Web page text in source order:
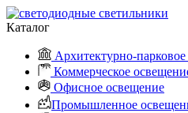
Каталог
Архитектурно-
Коммерческое
Офисное освещение
Промышленное